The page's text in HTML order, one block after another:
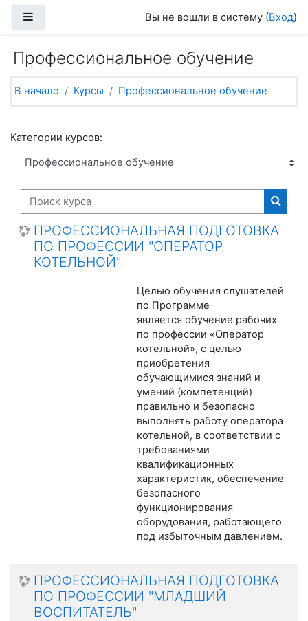
Вы не вошли в систему (Вход)
Профессиональное обучение
В начало Курсы Профессиональное обучение
Категории курсов:
Поиск курса
Поиск
ПРОФЕССИОНАЛЬНАЯ ПОДГОТОВКА
ПО ПРОФЕССИИ "ОПЕРАТОР
КОТЕЛЬНОЙ"
Целью обучения слушателей
по Программе
является обучение рабочих
по профессии «Оператор
котельной», с целью
приобретения
обучающимися знаний и
умений (компетенций)
правильно и безопасно
выполнять работу оператора
котельной, в соответствии с
требованиями
квалификационных
характеристик, обеспечение
безопасного
функционирования
оборудования, работающего
под избыточным давлением.
ПРОФЕССИОНАЛЬНАЯ ПОДГОТОВКА
ПО ПРОФЕССИИ "МЛАДШИЙ
ВОСПИТАТЕЛЬ"